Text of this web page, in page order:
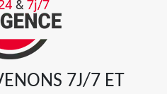
7J/7 ET